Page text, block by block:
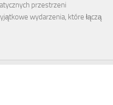
przestrzeni
wydarzenia, które łączą